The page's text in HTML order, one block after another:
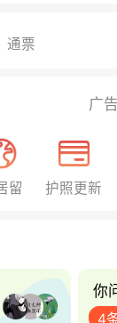
黎地铁音乐家海
通票
广
留 护照更新
你
4